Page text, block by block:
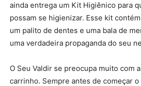
ainda entrega um Kit Higiênico para
possam se higienizar. Esse kit
um palito de dentes e uma bala de
uma verdadeira propaganda do seu
O Seu Valdir se preocupa muito com
carrinho. Sempre antes de começar